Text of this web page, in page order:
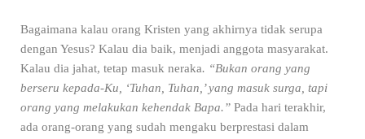
Bagaimana kalau orang Kristen yang akhirnya tidak serupa
dengan Yesus? Kalau dia baik, menjadi anggota masyarakat.
Kalau dia jahat, tetap masuk neraka. “Bukan orang yang
berseru kepada-Ku, ‘Tuhan, Tuhan,’ yang masuk surga, tapi
orang yang melakukan kehendak Bapa.” Pada hari terakhir,
ada orang-orang yang sudah mengaku berprestasi dalam